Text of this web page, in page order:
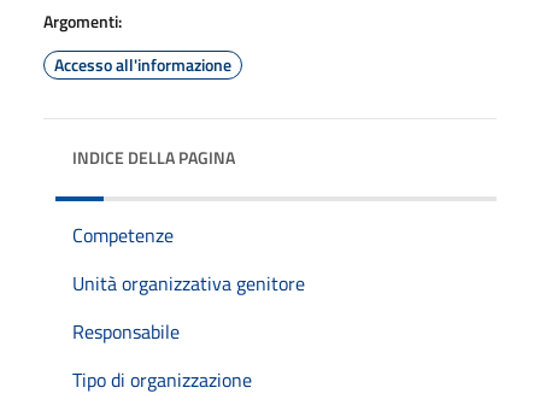
Argomenti:
Accesso all'informazione
INDICE DELLA PAGINA
Competenze
Unità organizzativa genitore
Responsabile
Tipo di organizzazione